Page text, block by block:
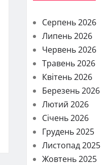
Серпень 2026
Липень 2026
Червень 2026
Травень 2026
Квітень 2026
Березень 2026
Лютий 2026
Січень 2026
Грудень 2025
Листопад 2025
Жовтень 2025